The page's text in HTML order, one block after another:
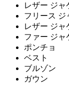
レザー ジャ
フリース ジ
レザー ジャ
ファー ジャ
ポンチョ
ベスト
ブルゾン
ガウン